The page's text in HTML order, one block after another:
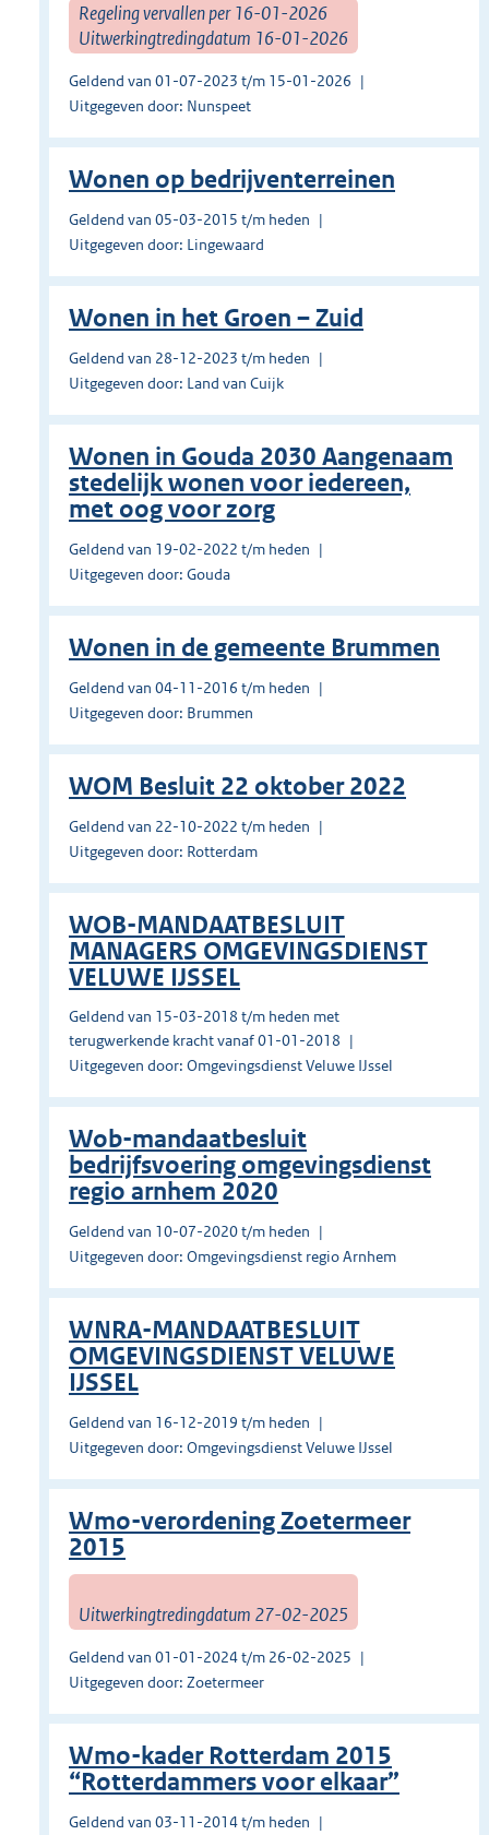
Regeling vervallen per 16-01-2026
Uitwerkingtredingdatum 16-01-2026
Geldend van 01-07-2023 t/m 15-01-2026
Uitgegeven door: Nunspeet
Wonen op bedrijventerreinen
Geldend van 05-03-2015 t/m heden
Uitgegeven door: Lingewaard
Wonen in het Groen – Zuid
Geldend van 28-12-2023 t/m heden
Uitgegeven door: Land van Cuijk
Wonen in Gouda 2030 Aangenaam
stedelijk wonen voor iedereen,
met oog voor zorg
Geldend van 19-02-2022 t/m heden
Uitgegeven door: Gouda
Wonen in de gemeente Brummen
Geldend van 04-11-2016 t/m heden
Uitgegeven door: Brummen
WOM Besluit 22 oktober 2022
Geldend van 22-10-2022 t/m heden
Uitgegeven door: Rotterdam
WOB-MANDAATBESLUIT
MANAGERS OMGEVINGSDIENST
VELUWE IJSSEL
Geldend van 15-03-2018 t/m heden met
terugwerkende kracht vanaf 01-01-2018
Uitgegeven door: Omgevingsdienst Veluwe IJssel
Wob-mandaatbesluit
bedrijfsvoering omgevingsdienst
regio arnhem 2020
Geldend van 10-07-2020 t/m heden
Uitgegeven door: Omgevingsdienst regio Arnhem
WNRA-MANDAATBESLUIT
OMGEVINGSDIENST VELUWE
IJSSEL
Geldend van 16-12-2019 t/m heden
Uitgegeven door: Omgevingsdienst Veluwe IJssel
Wmo-verordening Zoetermeer
2015
Uitwerkingtredingdatum 27-02-2025
Geldend van 01-01-2024 t/m 26-02-2025
Uitgegeven door: Zoetermeer
Wmo-kader Rotterdam 2015
“Rotterdammers voor elkaar”
Geldend van 03-11-2014 t/m heden